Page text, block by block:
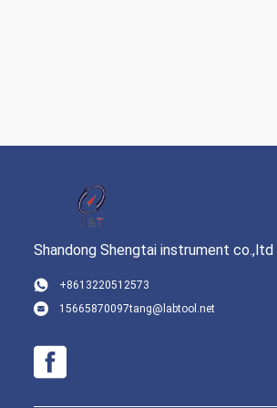
Shandong Shengtai instrument co.,ltd
+8613220512573
15665870097tang@labtool.net